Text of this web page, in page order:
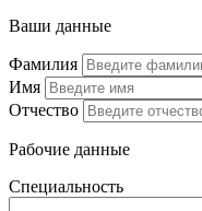
Ваши данные
Фамилия
Имя
Отчество
Рабочие данные
Специальность